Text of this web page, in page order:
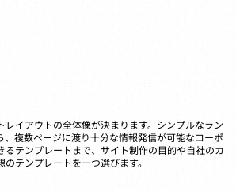
レイアウトの全体像が決まります。シンプルなラン
、複数ページに渡り十分な情報発信が可能なコーポ
るテンプレートまで、サイト制作の目的や自社のカ
テンプレートを一つ選びます。